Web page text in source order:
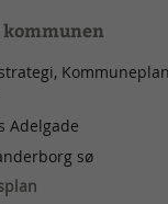
Adelgade
sø